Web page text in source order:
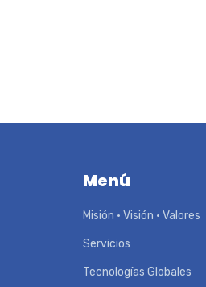
Menú
Misión • Visión • Valores
Servicios
Tecnologías Globales